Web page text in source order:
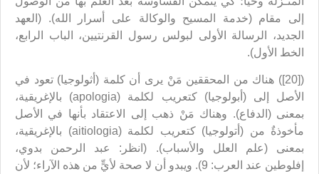
إلى مقام (خدمة المسيح والوكالة على أسرار الله). (العهد
الجديد، الرسالة الأولى لبولس رسول القرنتيين، الباب الرابع،
الخط الأول).
([20]) هناك من المحققين مَنْ يرى أن كلمة (أثولوجيا) تعود في
الأصل إلى (أبولوجيا) كتعريب لكلمة (apologia) بالإغريقية،
بمعنى (الدفاع). وهناك مَنْ ذهب إلى الاعتقاد بأنها في الأصل
مأخوذةٌ من (أتولوجيا) كتعريب لكلمة (aitiologia) بالإغريقية،
بمعنى (علم العلل والأسباب). (انظر: عبد الرحمن بدوي،
إفلوطين عند العرب: 9). ويبدو أن لا صحة لأيٍّ من هذه الآراء؛ لأن